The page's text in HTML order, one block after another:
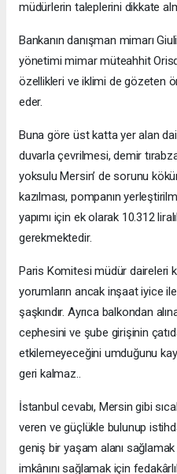
müdürlerin taleplerini dikkate
Bankanın danışman mimarı
yönetimi mimar müteahhit
özellikleri ve iklimi de gözeten
eder.
Buna göre üst katta yer alan
duvarla çevrilmesi, demir
yoksulu Mersin’ de sorunu
kazılması, pompanın
yapımı için ek olarak 10.312
gerekmektedir.
Paris Komitesi müdür daireleri
yorumların ancak inşaat iyice
şaşkındır. Ayrıca balkondan
cephesini ve şube girişinin
etkilemeyeceğini umduğunu
geri kalmaz..
İstanbul cevabı, Mersin gibi
veren ve güçlükle bulunup
geniş bir yaşam alanı
imkânını sağlamak için